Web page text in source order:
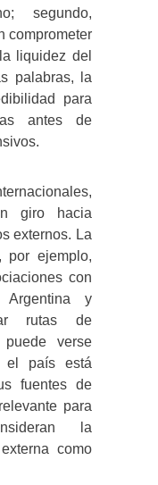
segundo,
comprometer
liquidez del
palabras, la
para
antes de
giro hacia
externos. La
por ejemplo,
con
Argentina y
rutas de
puede verse
el país está
fuentes de
para
la
como